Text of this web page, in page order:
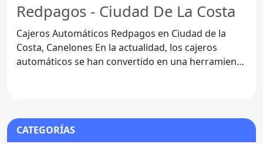
Redpagos - Ciudad De La Costa
Cajeros Automáticos Redpagos en Ciudad de la
Costa, Canelones En la actualidad, los cajeros
automáticos se han convertido en una herramienta
CATEGORÍAS